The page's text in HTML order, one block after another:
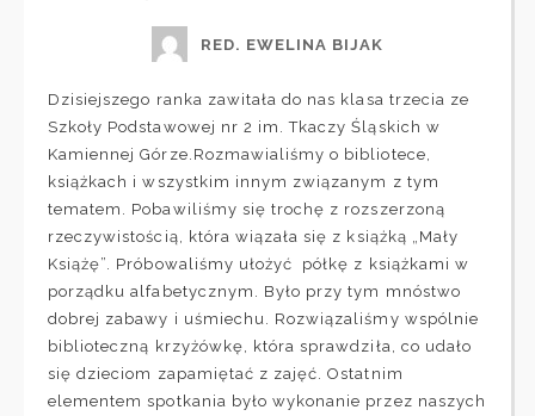
RED. EWELINA BIJAK
Dzisiejszego ranka zawitała do nas klasa trzecia ze
Szkoły Podstawowej nr 2 im. Tkaczy Śląskich w
Kamiennej Górze.Rozmawialiśmy o bibliotece,
książkach i wszystkim innym związanym z tym
tematem. Pobawiliśmy się trochę z rozszerzoną
rzeczywistością, która wiązała się z książką „Mały
Książę”. Próbowaliśmy ułożyć półkę z książkami w
porządku alfabetycznym. Było przy tym mnóstwo
dobrej zabawy i uśmiechu. Rozwiązaliśmy wspólnie
biblioteczną krzyżówkę, która sprawdziła, co udało
się dzieciom zapamiętać z zajęć. Ostatnim
elementem spotkania było wykonanie przez naszych